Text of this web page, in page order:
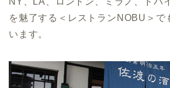
を魅了する＜レストランNOBU＞で
います。